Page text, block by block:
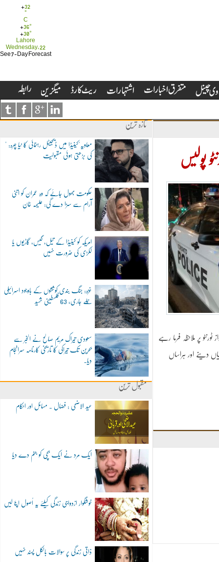
+32
°
C
+36°
+30°
Lahore
Wednesday, 22
See 7-Day Forecast
تازہ ترین
"معاویہ"کینیڈا میں ڈیجیٹل رہنمائی کا نیا چہرہ:
کی بڑھتی ہوئی مقبولیت
حکومت بھول جائے کہ وہ عمران کو اتنی
آرام سے سزا دے گی: علیمہ خان
امریکہ کو کینیڈا کے تیل، گیس، گاڑیوں یا
لکڑی کی ضرورت نہیں
غزہ: جنگ بندی کوششوں کے باوجود اسرائیلی
حملے جاری، 63 فلسطینی شہید
سعودی تیراک مریم صالح نے الخبر سے
بحرین تک تیراکی کا تاریخی کارنامہ سرانجام
دیا۔
مقبول ترین
عید الاضحی : فضال ۔ مسائل اور احکام
ایک مرد نے ایک بچی کو جنم دے دیا
خوشگوار ازدواجی زندگی کیلئے یہ اُصول اپنا لیں
ذاتی زندگی پر سوالات بالکل پسند نہیں
پولیس
ٹورنٹو پر ملاحظہ فرما رہے
دینے اور ہراساں